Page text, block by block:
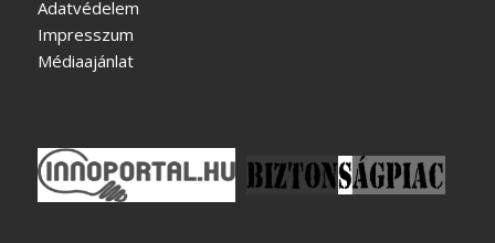
Adatvédelem
Impresszum
Médiaajánlat